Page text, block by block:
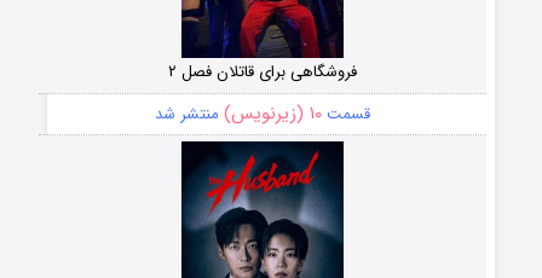
فروشگاهی برای قاتلان فصل ۲
قسمت۱۰ (زیرنویس) منتشر شد